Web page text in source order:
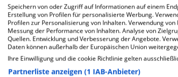
Wie ist die Telefonnummer von MVZ
Speichern von oder Zugriff auf Informationen auf einem
Erstellung von Profilen für personalisierte Werbung.
Profilen zur Personalisierung von Inhalten. Verwendung
Messung der Performance von Inhalten. Analyse von
Quellen. Entwicklung und Verbesserung der Angebote.
Daten können außerhalb der Europäischen Union
Ihre Einwilligung und die cookie Richtlinie gelten
Partnerliste anzeigen (1 IAB-Anbieter)